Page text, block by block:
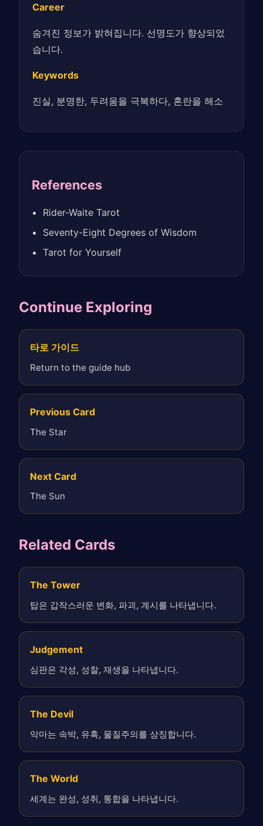
Career
숨겨진 정보가 밝혀집니다. 선명도가 향상되었
습니다.
Keywords
진실, 분명한, 두려움을 극복하다, 혼란을 해소
References
Rider-Waite Tarot
Seventy-Eight Degrees of Wisdom
Tarot for Yourself
Continue Exploring
타로 가이드
Return to the guide hub
Previous Card
The Star
Next Card
The Sun
Related Cards
The Tower
탑은 갑작스러운 변화, 파괴, 계시를 나타냅니다.
Judgement
심판은 각성, 성찰, 재생을 나타냅니다.
The Devil
악마는 속박, 유혹, 물질주의를 상징합니다.
The World
세계는 완성, 성취, 통합을 나타냅니다.